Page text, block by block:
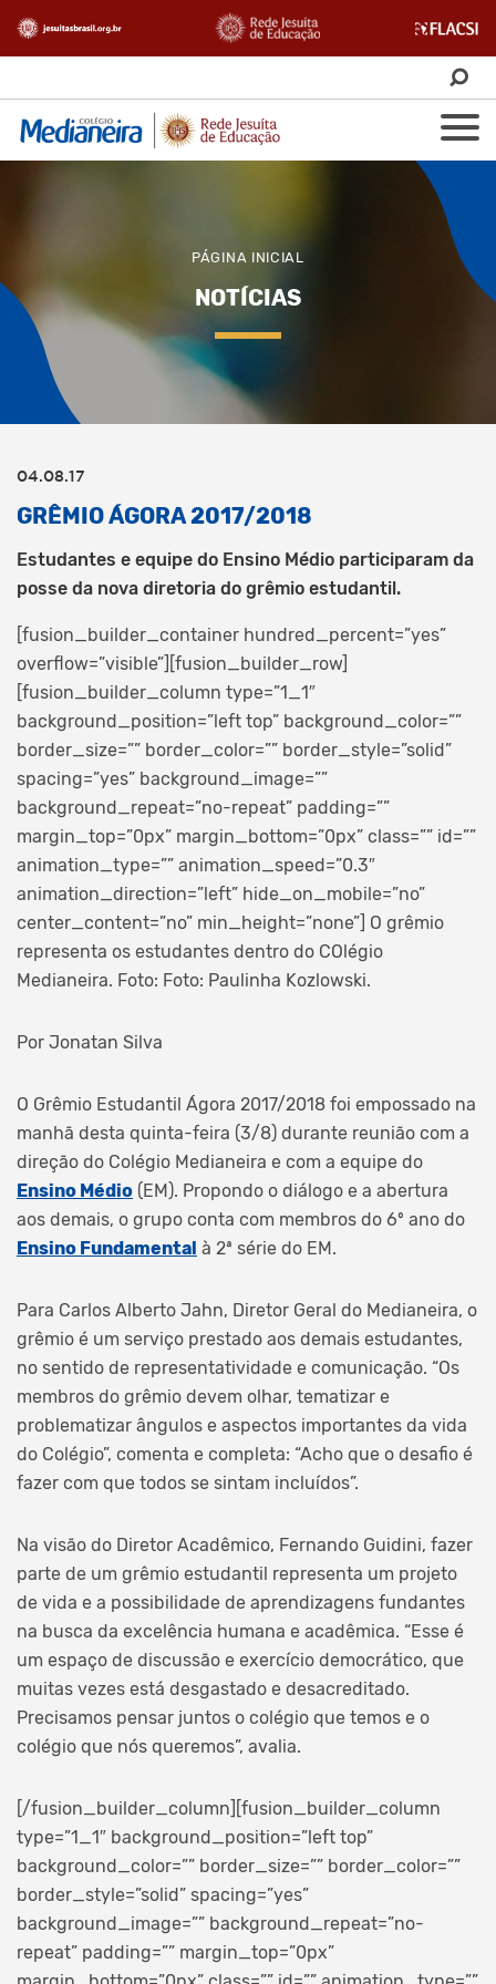
PÁGINA INICIAL
NOTÍCIAS
04.08.17
GRÊMIO ÁGORA 2017/2018
Estudantes e equipe do Ensino Médio participaram da
posse da nova diretoria do grêmio estudantil.
[fusion_builder_container hundred_percent=”yes”
overflow=”visible”][fusion_builder_row]
[fusion_builder_column type=”1_1″
background_position=”left top” background_color=””
border_size=”” border_color=”” border_style=”solid”
spacing=”yes” background_image=””
background_repeat=”no-repeat” padding=””
margin_top=”0px” margin_bottom=”0px” class=”” id=””
animation_type=”” animation_speed=”0.3″
animation_direction=”left” hide_on_mobile=”no”
center_content=”no” min_height=”none”] O grêmio
representa os estudantes dentro do COlégio
Medianeira. Foto: Foto: Paulinha Kozlowski.
Por Jonatan Silva
O Grêmio Estudantil Ágora 2017/2018 foi empossado na
manhã desta quinta-feira (3/8) durante reunião com a
direção do Colégio Medianeira e com a equipe do
Ensino Médio (EM). Propondo o diálogo e a abertura
aos demais, o grupo conta com membros do 6º ano do
Ensino Fundamental à 2ª série do EM.
Para Carlos Alberto Jahn, Diretor Geral do Medianeira, o
grêmio é um serviço prestado aos demais estudantes,
no sentido de representatividade e comunicação. “Os
membros do grêmio devem olhar, tematizar e
problematizar ângulos e aspectos importantes da vida
do Colégio”, comenta e completa: “Acho que o desafio é
fazer com que todos se sintam incluídos”.
Na visão do Diretor Acadêmico, Fernando Guidini, fazer
parte de um grêmio estudantil representa um projeto
de vida e a possibilidade de aprendizagens fundantes
na busca da excelência humana e acadêmica. “Esse é
um espaço de discussão e exercício democrático, que
muitas vezes está desgastado e desacreditado.
Precisamos pensar juntos o colégio que temos e o
colégio que nós queremos”, avalia.
[/fusion_builder_column][fusion_builder_column
type=”1_1″ background_position=”left top”
background_color=”” border_size=”” border_color=””
border_style=”solid” spacing=”yes”
background_image=”” background_repeat=”no-
repeat” padding=”” margin_top=”0px”